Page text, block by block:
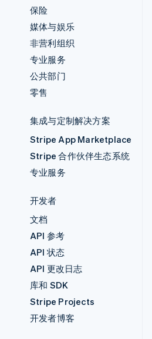
保险
媒体与娱乐
非营利组织
专业服务
公共部门
零售
集成与定制解决方案
Stripe App Marketplace
Stripe 合作伙伴生态系统
专业服务
开发者
文档
API 参考
API 状态
API 更改日志
库和 SDK
Stripe Projects
开发者博客